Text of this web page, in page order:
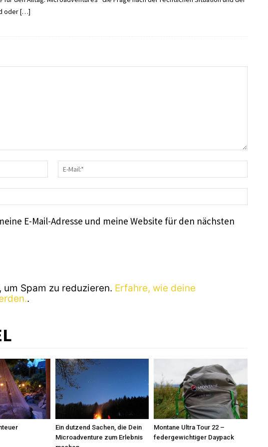
oder […]
Name:*
Mail:*
E-Mail-Adresse und meine Website für den nächsten
Spam zu reduzieren. Erfahre, wie deine
.
Ein dutzend Sachen, die Dein
Microadventure zum Erlebnis
Montane Ultra Tour 22 –
federgewichtiger Daypack